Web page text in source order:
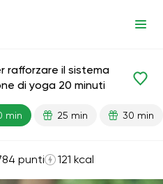
rafforzare il sistema
di yoga 20 minuti
min 25 min 30 min
punti 121 kcal